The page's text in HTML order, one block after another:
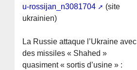
u-rossijan_n3081704
(site
ukrainien)
La Russie attaque l’Ukraine avec
des missiles « Shahed »
quasiment « sortis d’usine » :